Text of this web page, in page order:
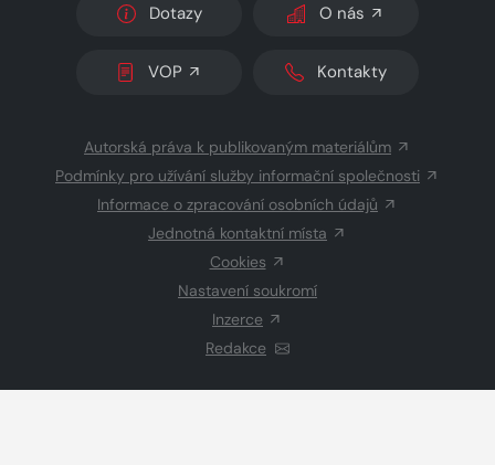
Dotazy O nás
VOP Kontakty
Autorská práva k publikovaným materiálům
Podmínky pro užívání služby informační společnosti
Informace o zpracování osobních údajů
Jednotná kontaktní místa
Cookies
Nastavení soukromí
Inzerce
Redakce